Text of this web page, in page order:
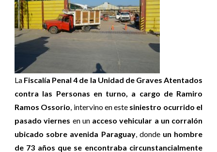
La Fiscalía Penal 4 de la Unidad de Graves Atentados
contra las Personas en turno, a cargo de Ramiro
Ramos Ossorio, intervino en este siniestro ocurrido el
pasado viernes en un acceso vehicular a un corralón
ubicado sobre avenida Paraguay, donde un hombre
de 73 años que se encontraba circunstancialmente